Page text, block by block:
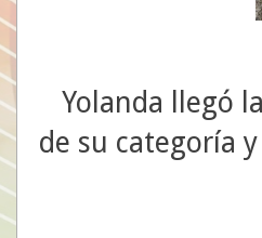
Yolanda llegó
de su categoría